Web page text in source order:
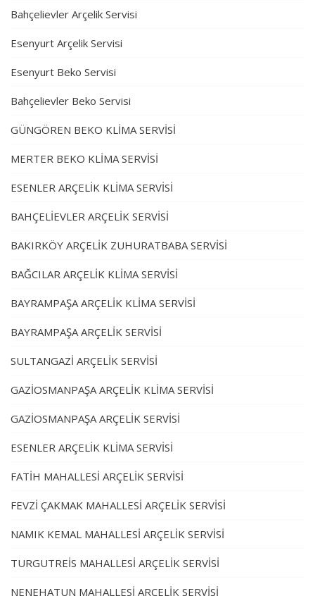
Bahçelievler Arçelik Servisi
Esenyurt Arçelik Servisi
Esenyurt Beko Servisi
Bahçelievler Beko Servisi
GÜNGÖREN BEKO KLİMA SERVİSİ
MERTER BEKO KLİMA SERVİSİ
ESENLER ARÇELİK KLİMA SERVİSİ
BAHÇELİEVLER ARÇELİK SERVİSİ
BAKIRKÖY ARÇELİK ZUHURATBABA SERVİSİ
BAĞCILAR ARÇELİK KLİMA SERVİSİ
BAYRAMPAŞA ARÇELİK KLİMA SERVİSİ
BAYRAMPAŞA ARÇELİK SERVİSİ
SULTANGAZİ ARÇELİK SERVİSİ
GAZİOSMANPAŞA ARÇELİK KLİMA SERVİSİ
GAZİOSMANPAŞA ARÇELİK SERVİSİ
ESENLER ARÇELİK KLİMA SERVİSİ
FATİH MAHALLESİ ARÇELİK SERVİSİ
FEVZİ ÇAKMAK MAHALLESİ ARÇELİK SERVİSİ
NAMIK KEMAL MAHALLESİ ARÇELİK SERVİSİ
TURGUTREİS MAHALLESİ ARÇELİK SERVİSİ
NENEHATUN MAHALLESİ ARÇELİK SERVİSİ